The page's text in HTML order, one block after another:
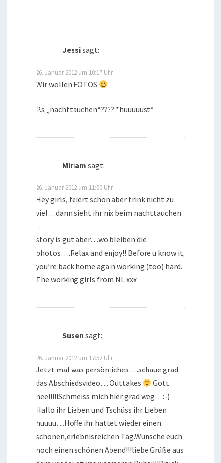
Jessisagt:
26. Januar 2012 um 10:17 Uhr
Wir wollen FOTOS
P.s „nachttauchen“???? *huuuuust*
Miriam sagt:
26. Januar 2012 um 11:00 Uhr
Hey girls, feiert schön aber trink nicht zu
viel…dann sieht ihr nix beim nachttauchen
…
story is gut aber…wo bleiben die
photos….Relax and enjoy!! Before u know it,
you’re back home again working (too) hard.
The working girls from NL xxx
Susen sagt:
26. Januar 2012 um 17:52 Uhr
Jetzt mal was persönliches….schaue grad
das Abschiedsvideo… Outtakes
Gott
nee!!!!!Schmeiss mich hier grad weg…:-)
Hallo ihr Lieben und Tschüss ihr Lieben
huuuu…Hoffe ihr hattet wieder einen
schönen,erlebnisreichen Tag.Wünsche euch
noch einen schönen Abend!!!liebe Grüße aus